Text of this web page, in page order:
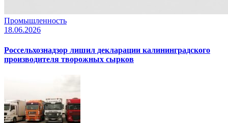
Промышленность
18.06.2026
Россельхознадзор лишил декларации калининградского
производителя творожных сырков